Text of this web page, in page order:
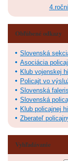
Obľúbené odkazy
Slovenská
Asociácia
Klub vojenskej
Policajt vo
Slovenská
Slovenská
Klub policajnej
Zberateľ
Vyhľadávanie